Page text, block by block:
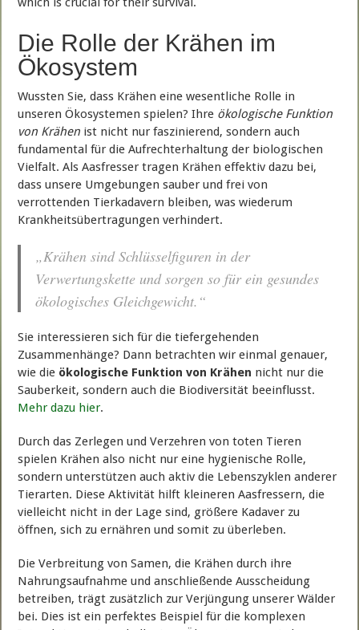
Die Rolle der Krähen im
Ökosystem
Wussten Sie, dass Krähen eine wesentliche Rolle in
unseren Ökosystemen spielen? Ihre ökologische Funktion
von Krähen ist nicht nur faszinierend, sondern auch
fundamental für die Aufrechterhaltung der biologischen
Vielfalt. Als Aasfresser tragen Krähen effektiv dazu bei,
dass unsere Umgebungen sauber und frei von
verrottenden Tierkadavern bleiben, was wiederum
Krankheitsübertragungen verhindert.
„Krähen sind Schlüsselfiguren in der
Verwertungskette und sorgen so für ein gesundes
ökologisches Gleichgewicht.“
Sie interessieren sich für die tiefergehenden
Zusammenhänge? Dann betrachten wir einmal genauer,
wie die ökologische Funktion von Krähen nicht nur die
Sauberkeit, sondern auch die Biodiversität beeinflusst.
Mehr dazu hier.
Durch das Zerlegen und Verzehren von toten Tieren
spielen Krähen also nicht nur eine hygienische Rolle,
sondern unterstützen auch aktiv die Lebenszyklen anderer
Tierarten. Diese Aktivität hilft kleineren Aasfressern, die
vielleicht nicht in der Lage sind, größere Kadaver zu
öffnen, sich zu ernähren und somit zu überleben.
Die Verbreitung von Samen, die Krähen durch ihre
Nahrungsaufnahme und anschließende Ausscheidung
betreiben, trägt zusätzlich zur Verjüngung unserer Wälder
bei. Dies ist ein perfektes Beispiel für die komplexen